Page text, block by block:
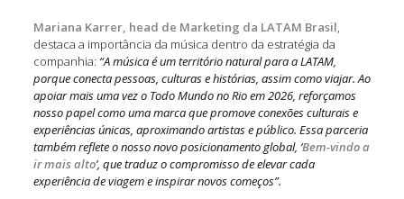
Mariana Karrer, head de Marketing da LATAM Brasil,
destaca a importância da música dentro da estratégia da
companhia: “A música é um território natural para a LATAM,
porque conecta pessoas, culturas e histórias, assim como viajar. Ao
apoiar mais uma vez o Todo Mundo no Rio em 2026, reforçamos
nosso papel como uma marca que promove conexões culturais e
experiências únicas, aproximando artistas e público. Essa parceria
também reflete o nosso novo posicionamento global, ‘Bem-vindo a
ir mais alto’, que traduz o compromisso de elevar cada
experiência de viagem e inspirar novos começos”.